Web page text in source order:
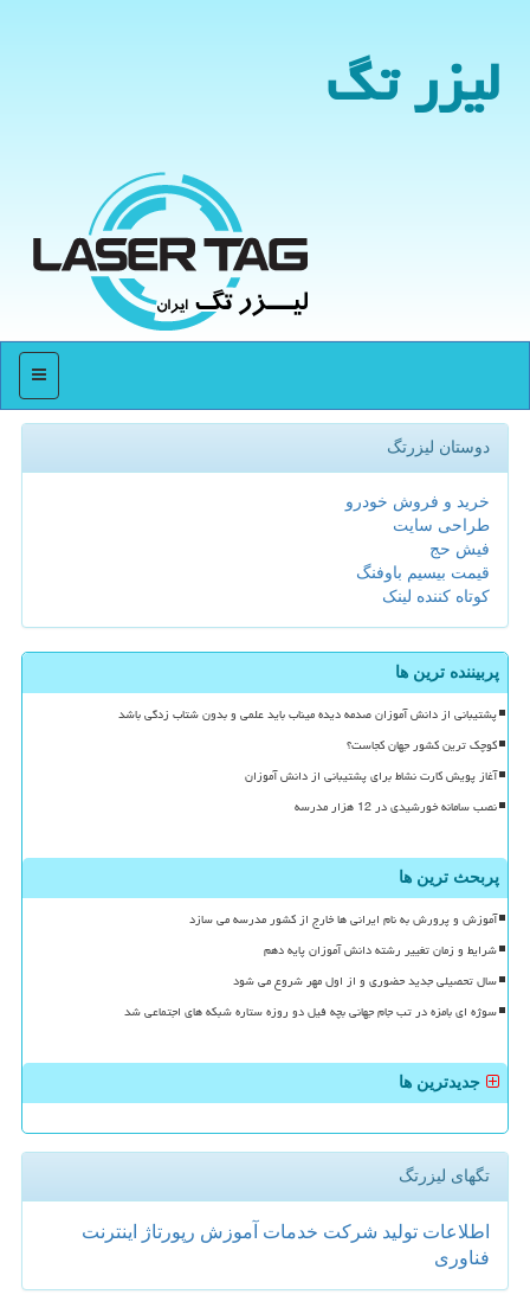
لیزر تگ
منو
دوستان لیزرتگ
خرید و فروش خودرو
طراحی سایت
فیش حج
قیمت بیسیم باوفنگ
کوتاه کننده لینک
پربیننده ترین ها
پشتیبانی از دانش آموزان صدمه دیده میناب باید علمی و بدون شتاب زدگی باشد
کوچک ترین کشور جهان کجاست؟
آغاز پویش کارت نشاط برای پشتیبانی از دانش آموزان
نصب سامانه خورشیدی در 12 هزار مدرسه
پربحث ترین ها
آموزش و پرورش به نام ایرانی ها خارج از کشور مدرسه می سازد
شرایط و زمان تغییر رشته دانش آموزان پایه دهم
سال تحصیلی جدید حضوری و از اول مهر شروع می شود
سوژه ای بامزه در تب جام جهانی بچه فیل دو روزه ستاره شبکه های اجتماعی شد
جدیدترین ها
تگهای لیزرتگ
اطلاعات تولید شركت خدمات آموزش رپورتاژ
اینترنت
فناوری